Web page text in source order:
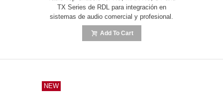
TX Series de RDL para integración en
sistemas de audio comercial y profesional.
Add To Cart
NEW